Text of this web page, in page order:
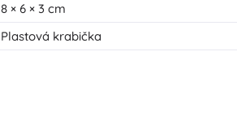
8 × 6 × 3 cm
Plastová krabička